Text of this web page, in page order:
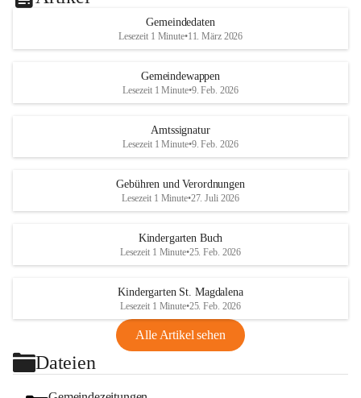
Gemeindedaten
Lesezeit 1 Minute•11. März 2026
Gemeindewappen
Lesezeit 1 Minute•9. Feb. 2026
Amtssignatur
Lesezeit 1 Minute•9. Feb. 2026
Gebühren und Verordnungen
Lesezeit 1 Minute•27. Juli 2026
Kindergarten Buch
Lesezeit 1 Minute•25. Feb. 2026
Kindergarten St. Magdalena
Lesezeit 1 Minute•25. Feb. 2026
Alle Artikel sehen
Dateien